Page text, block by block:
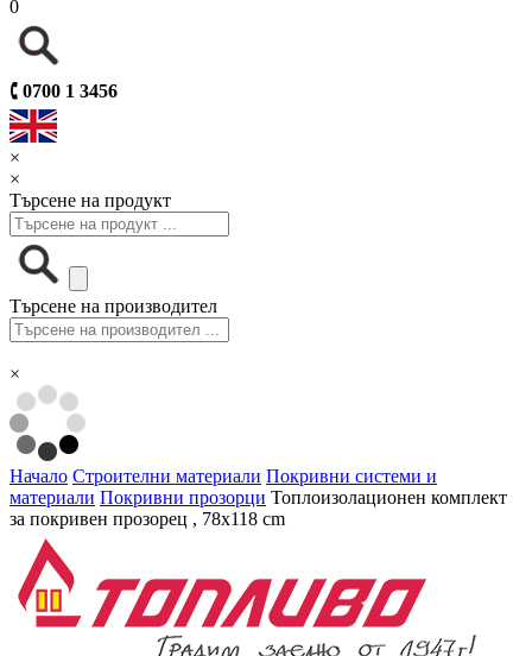
0
🕻 0700 1 3456
×
×
Търсене на продукт
Търсене на производител
×
Начало Строителни материали Покривни системи и
материали Покривни прозорци Топлоизолационен комплект
за покривен прозорец , 78x118 cm